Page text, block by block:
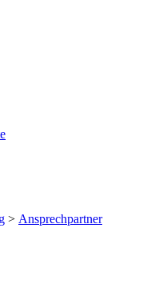
> Ansprechpartner